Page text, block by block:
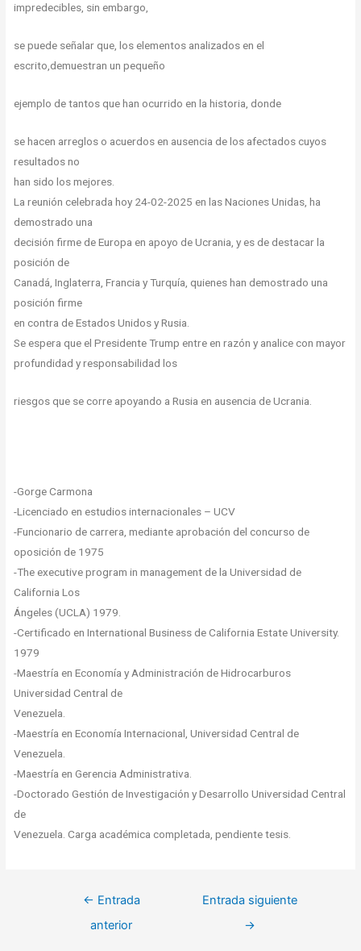
impredecibles, sin embargo,
se puede señalar que, los elementos analizados en el
escrito,demuestran un pequeño
ejemplo de tantos que han ocurrido en la historia, donde
se hacen arreglos o acuerdos en ausencia de los afectados cuyos
resultados no
han sido los mejores.
La reunión celebrada hoy 24-02-2025 en las Naciones Unidas, ha
demostrado una
decisión firme de Europa en apoyo de Ucrania, y es de destacar la
posición de
Canadá, Inglaterra, Francia y Turquía, quienes han demostrado una
posición firme
en contra de Estados Unidos y Rusia.
Se espera que el Presidente Trump entre en razón y analice con mayor
profundidad y responsabilidad los
riesgos que se corre apoyando a Rusia en ausencia de Ucrania.
-Gorge Carmona
-Licenciado en estudios internacionales – UCV
-Funcionario de carrera, mediante aprobación del concurso de
oposición de 1975
-The executive program in management de la Universidad de
California Los
Ángeles (UCLA) 1979.
-Certificado en International Business de California Estate University.
1979
-Maestría en Economía y Administración de Hidrocarburos
Universidad Central de
Venezuela.
-Maestría en Economía Internacional, Universidad Central de
Venezuela.
-Maestría en Gerencia Administrativa.
-Doctorado Gestión de Investigación y Desarrollo Universidad Central
de
Venezuela. Carga académica completada, pendiente tesis.
← Entrada
anterior
Entrada siguiente
→